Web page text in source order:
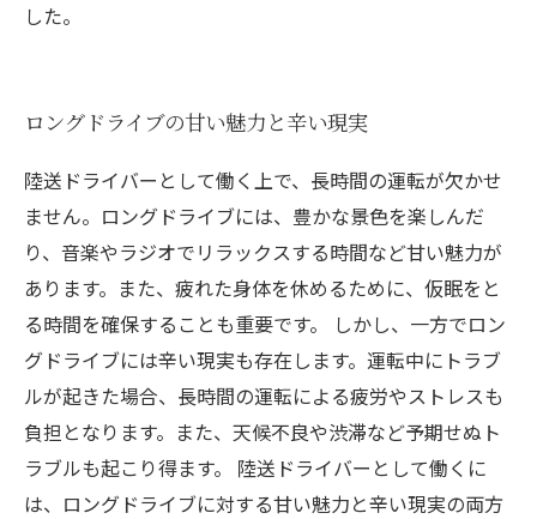
した。
ロングドライブの甘い魅力と辛い現実
陸送ドライバーとして働く上で、長時間の運転が欠かせ
ません。ロングドライブには、豊かな景色を楽しんだ
り、音楽やラジオでリラックスする時間など甘い魅力が
あります。また、疲れた身体を休めるために、仮眠をと
る時間を確保することも重要です。 しかし、一方でロン
グドライブには辛い現実も存在します。運転中にトラブ
ルが起きた場合、長時間の運転による疲労やストレスも
負担となります。また、天候不良や渋滞など予期せぬト
ラブルも起こり得ます。 陸送ドライバーとして働くに
は、ロングドライブに対する甘い魅力と辛い現実の両方